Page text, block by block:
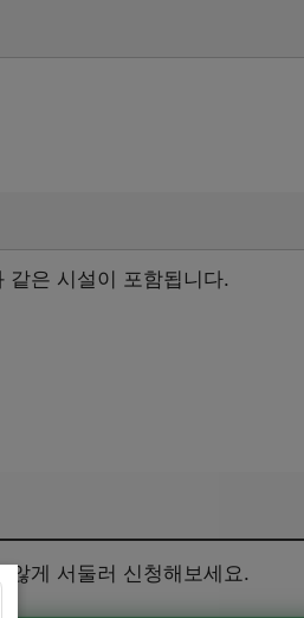
같은 시설이 포함됩니다.
않게 서둘러 신청해보세요.